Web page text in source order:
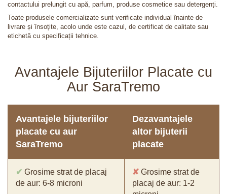
contactului prelungit cu apă, parfum, produse cosmetice sau detergenți.
Toate produsele comercializate sunt verificate individual înainte de
livrare și însoțite, acolo unde este cazul, de certificat de calitate sau
etichetă cu specificații tehnice.
Avantajele Bijuteriilor Placate cu
Aur SaraTremo
Avantajele bijuteriilor
placate cu aur
SaraTremo
Dezavantajele
altor bijuterii
placate
✔ Grosime strat de placaj
de aur: 6-8 microni
✘ Grosime strat de
placaj de aur: 1-2